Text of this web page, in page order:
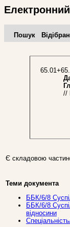
Пошук
//
Є складовою
Теми документа
ББК/6/8
ББК/6/8
відносини